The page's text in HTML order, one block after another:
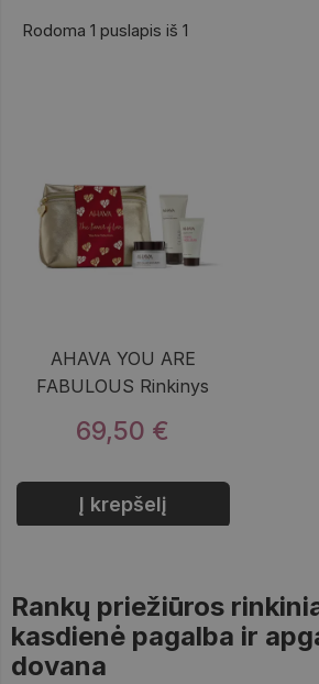
Rodoma 1 puslapis iš 1
AHAVA YOU ARE
FABULOUS Rinkinys
69,50 €
Į krepšelį
Rankų priežiūros
kasdienė pagalba ir
dovana